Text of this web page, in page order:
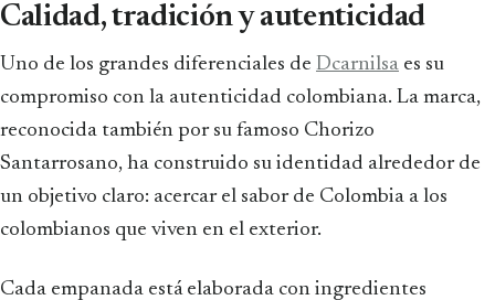
Calidad, tradición y autenticidad
Uno de los grandes diferenciales de Dcarnilsa es su
compromiso con la autenticidad colombiana. La marca,
reconocida también por su famoso Chorizo
Santarrosano, ha construido su identidad alrededor de
un objetivo claro: acercar el sabor de Colombia a los
colombianos que viven en el exterior.
Cada empanada está elaborada con ingredientes